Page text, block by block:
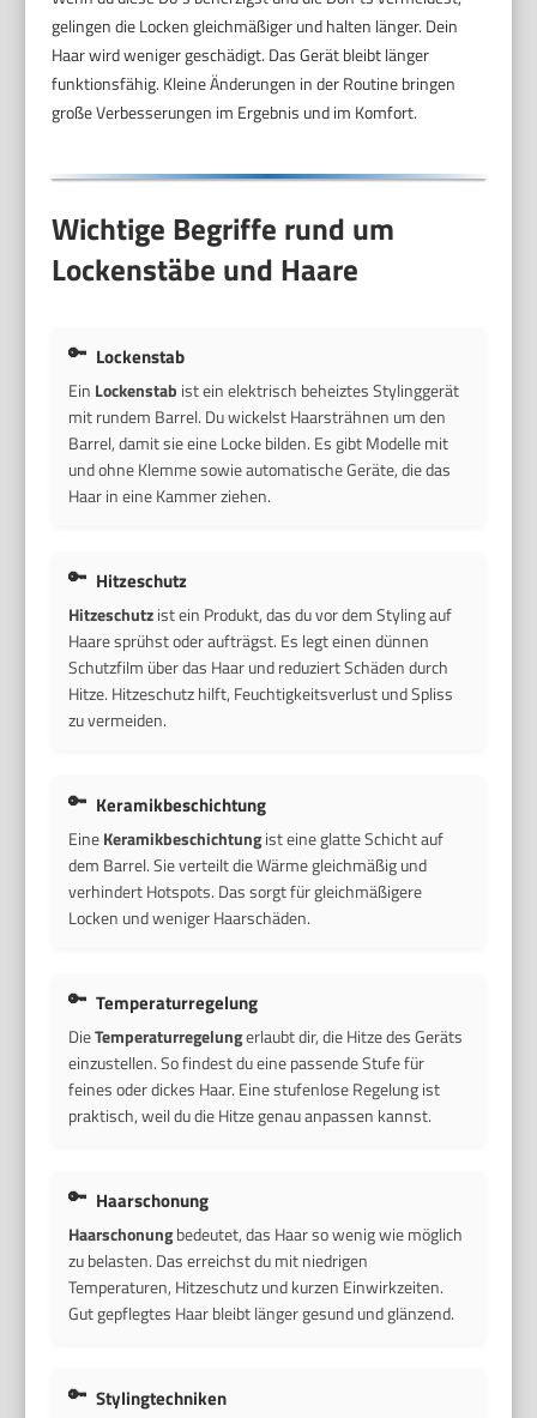
gelingen die Locken gleichmäßiger und halten länger. Dein
Haar wird weniger geschädigt. Das Gerät bleibt länger
funktionsfähig. Kleine Änderungen in der Routine bringen
große Verbesserungen im Ergebnis und im Komfort.
Wichtige Begriffe rund um
Lockenstäbe und Haare
Lockenstab
Ein Lockenstab ist ein elektrisch beheiztes Stylinggerät
mit rundem Barrel. Du wickelst Haarsträhnen um den
Barrel, damit sie eine Locke bilden. Es gibt Modelle mit
und ohne Klemme sowie automatische Geräte, die das
Haar in eine Kammer ziehen.
Hitzeschutz
Hitzeschutzist ein Produkt, das du vor dem Styling auf
Haare sprühst oder aufträgst. Es legt einen dünnen
Schutzfilm über das Haar und reduziert Schäden durch
Hitze. Hitzeschutz hilft, Feuchtigkeitsverlust und Spliss
zu vermeiden.
Keramikbeschichtung
EineKeramikbeschichtungist eine glatte Schicht auf
dem Barrel. Sie verteilt die Wärme gleichmäßig und
verhindert Hotspots. Das sorgt für gleichmäßigere
Locken und weniger Haarschäden.
Temperaturregelung
DieTemperaturregelungerlaubt dir, die Hitze des Geräts
einzustellen. So findest du eine passende Stufe für
feines oder dickes Haar. Eine stufenlose Regelung ist
praktisch, weil du die Hitze genau anpassen kannst.
Haarschonung
Haarschonungbedeutet, das Haar so wenig wie möglich
zu belasten. Das erreichst du mit niedrigen
Temperaturen, Hitzeschutz und kurzen Einwirkzeiten.
Gut gepflegtes Haar bleibt länger gesund und glänzend.
Stylingtechniken